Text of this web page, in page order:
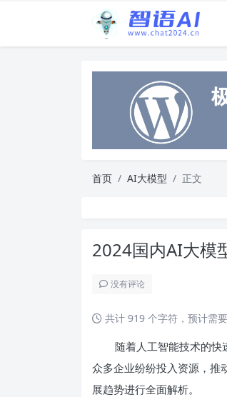
首页 AI大模型 正文
2024国内AI大模
没有评论
共计 919 个字符，预计需
随着人工智能技术的快
众多企业纷纷投入资源，推
展趋势进行全面解析。